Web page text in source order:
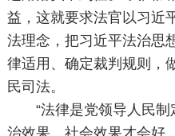
益，这就要求法官以习近
法理念，把习近平法治思
律适用、确定裁判规则，
民司法。
“法律是党领导人民制
治效果、社会效果才会好